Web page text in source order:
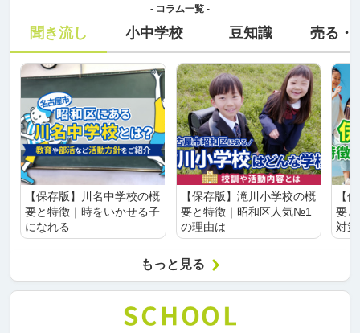
- コラム一覧 -
聞き流し 小中学校 豆知識 売る・
【保存版】川名中学校の概
要と特徴｜時をいかせる子
になれる
【保存版】滝川小学校の概
要と特徴｜昭和区人気№1
の理由は
【
要
対
もっと見る